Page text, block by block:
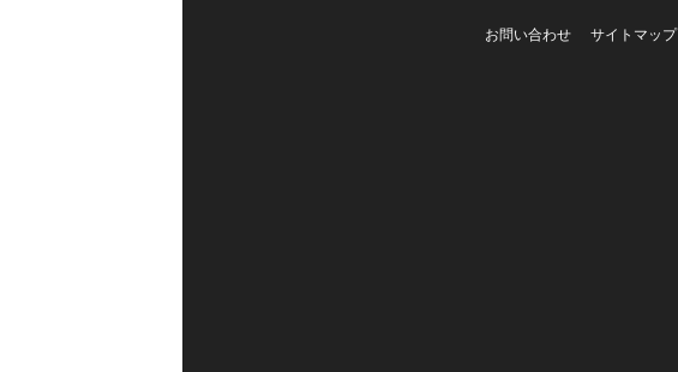
お問い合わせ サイトマップ